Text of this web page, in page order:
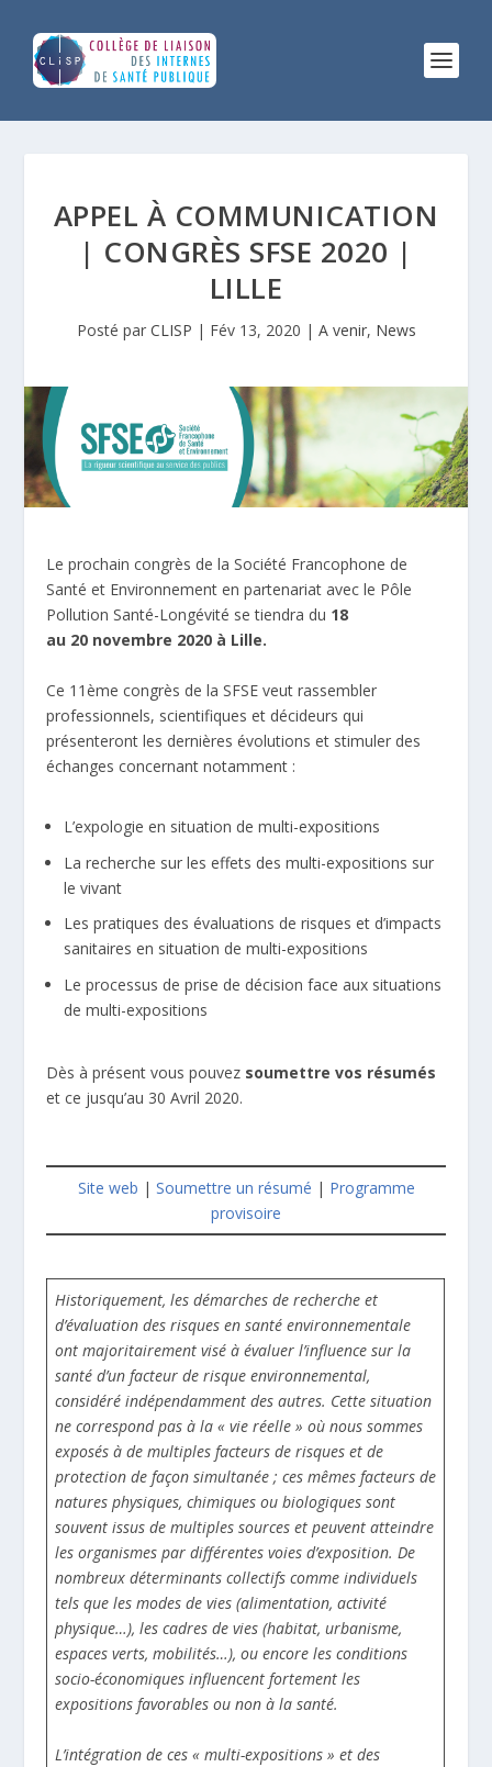
APPEL À COMMUNICATION
| CONGRÈS SFSE 2020 |
LILLE
Posté par CLISP | Fév 13, 2020 | A venir, News
Le prochain congrès de la Société Francophone de
Santé et Environnement en partenariat avec le Pôle
Pollution Santé-Longévité se tiendra du 18
au 20 novembre 2020 à Lille.
Ce 11ème congrès de la SFSE veut rassembler
professionnels, scientifiques et décideurs qui
présenteront les dernières évolutions et stimuler des
échanges concernant notamment :
L’expologie en situation de multi-expositions
La recherche sur les effets des multi-expositions sur
le vivant
Les pratiques des évaluations de risques et d’impacts
sanitaires en situation de multi-expositions
Le processus de prise de décision face aux situations
de multi-expositions
Dès à présent vous pouvez soumettre vos résumés
et ce jusqu’au 30 Avril 2020.
Site web | Soumettre un résumé | Programme
provisoire
Historiquement, les démarches de recherche et
d’évaluation des risques en santé environnementale
ont majoritairement visé à évaluer l’influence sur la
santé d’un facteur de risque environnemental,
considéré indépendamment des autres. Cette situation
ne correspond pas à la « vie réelle » où nous sommes
exposés à de multiples facteurs de risques et de
protection de façon simultanée ; ces mêmes facteurs de
natures physiques, chimiques ou biologiques sont
souvent issus de multiples sources et peuvent atteindre
les organismes par différentes voies d’exposition. De
nombreux déterminants collectifs comme individuels
tels que les modes de vies (alimentation, activité
physique…), les cadres de vies (habitat, urbanisme,
espaces verts, mobilités…), ou encore les conditions
socio-économiques influencent fortement les
expositions favorables ou non à la santé.
L’intégration de ces « multi-expositions » et des